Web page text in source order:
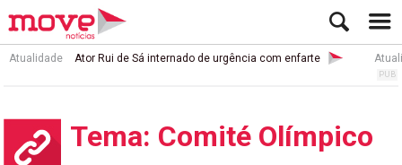
Atualidade Ator Rui de Sá internado de urgência com enfarte
Tema: Comité Olímpico